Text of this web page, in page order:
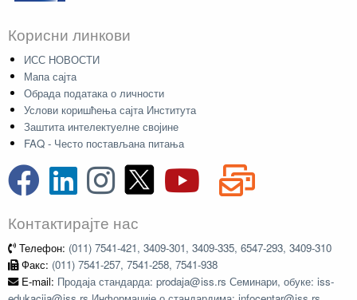
Корисни линкови
ИСС НОВОСТИ
Мапа сајта
Обрада података о личности
Услови коришћења сајта Института
Заштита интелектуелне својине
FAQ - Често постављана питања
Контактирајте нас
Телефон: (011) 7541-421, 3409-301, 3409-335, 6547-293, 3409-310
Факс: (011) 7541-257, 7541-258, 7541-938
E-mail: Продаја стандарда: prodaja@iss.rs Семинари, обуке: iss-